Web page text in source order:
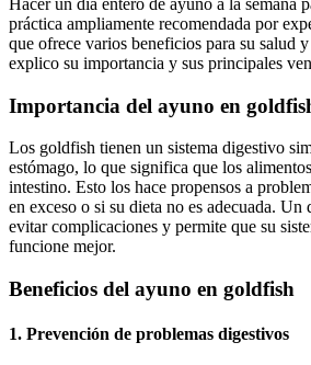
práctica ampliamente recomendada por
que ofrece varios beneficios para su salud
explico su importancia y sus principales
Importancia del ayuno en
Los goldfish tienen un sistema digestivo
estómago, lo que significa que los
intestino. Esto los hace propensos a
en exceso o si su dieta no es adecuada. Un
evitar complicaciones y permite que su
funcione mejor.
Beneficios del ayuno en goldfish
1. Prevención de problemas digestivos